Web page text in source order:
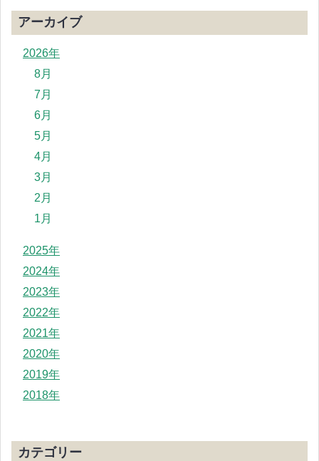
アーカイブ
2026年
8月
7月
6月
5月
4月
3月
2月
1月
2025年
2024年
2023年
2022年
2021年
2020年
2019年
2018年
カテゴリー